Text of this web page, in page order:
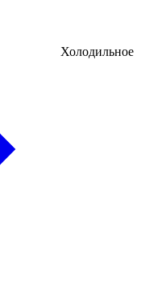
Холодильное